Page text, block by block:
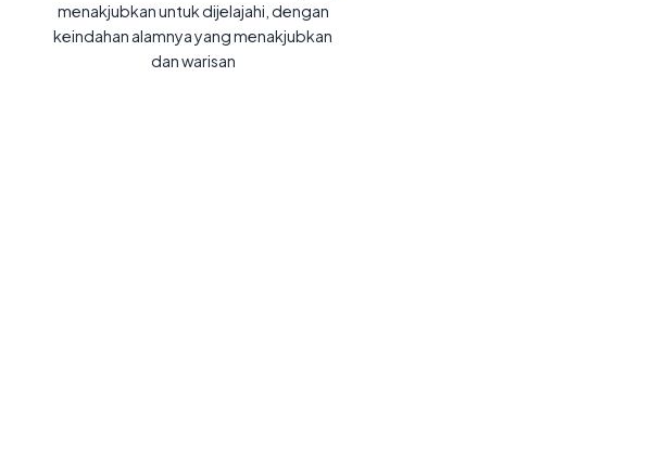
menakjubkan untuk dijelajahi, dengan
keindahan alamnya yang menakjubkan
dan warisan